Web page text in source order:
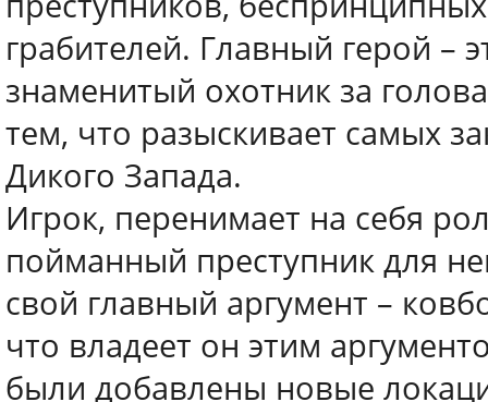
грабителей. Главный герой –
знаменитый охотник за
тем, что разыскивает самых
Дикого Запада.
Игрок, перенимает на себя
пойманный преступник для
свой главный аргумент –
что владеет он этим
были добавлены новые